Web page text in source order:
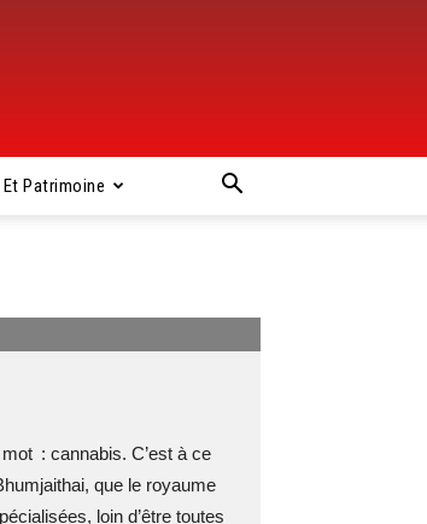
Patrimoine
: cannabis. C’est à ce
que le royaume
loin d’être toutes